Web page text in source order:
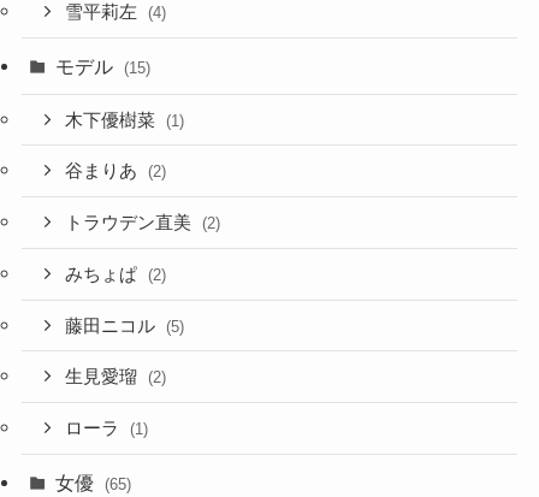
雪平莉左 (4)
モデル (15)
木下優樹菜 (1)
谷まりあ (2)
トラウデン直美 (2)
みちょぱ (2)
藤田ニコル (5)
生見愛瑠 (2)
ローラ (1)
女優 (65)